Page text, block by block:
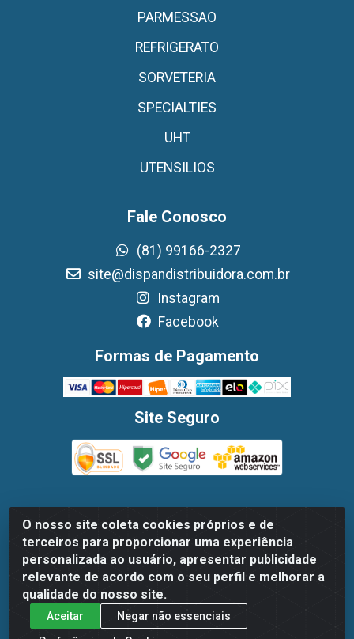
O nosso site coleta cookies próprios e de
terceiros para proporcionar uma experiência
personalizada ao usuário, apresentar publicidade
relevante de acordo com o seu perfil e melhorar a
qualidade do nosso site.
Aceitar
Negar não essenciais
PARMESSAO
REFRIGERATO
SORVETERIA
SPECIALTIES
UHT
UTENSILIOS
Fale Conosco
(81) 99166-2327
site@dispandistribuidora.com.br
Instagram
Facebook
Formas de Pagamento
Site Seguro
Dispan Distribuidora de Alimentos LTDA - Avenida
Marechal Mascarenhas De Moraes, 1048- Imbiribeira,
Recife/PE - CEP 51.170-000 - CNPJ 30.779.584/0003-78